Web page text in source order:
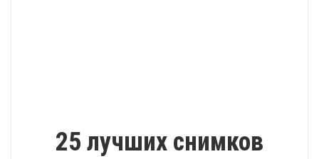
25 лучших снимков